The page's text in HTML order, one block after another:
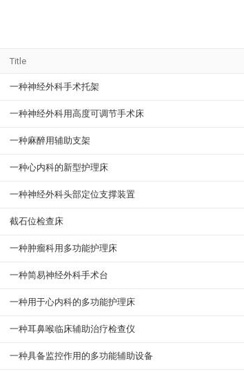
Title
一种神经外科手术托架
一种神经外科用高度可调节手术床
一种麻醉用辅助支架
一种心内科的新型护理床
一种神经外科头部定位支撑装置
截石位检查床
一种肿瘤科用多功能护理床
一种简易神经外科手术台
一种用于心内科的多功能护理床
一种耳鼻喉临床辅助治疗检查仪
一种具备监控作用的多功能辅助设备